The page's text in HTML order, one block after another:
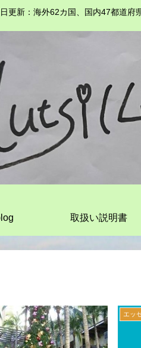
更新：海外62カ国、国内47都道府
取扱い説明書
エッ